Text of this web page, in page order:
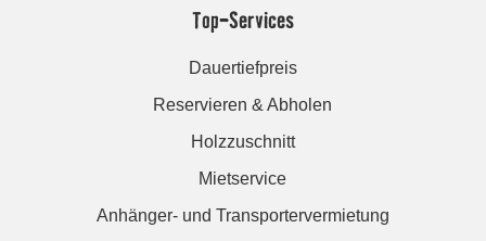
Top-Services
Dauertiefpreis
Reservieren & Abholen
Holzzuschnitt
Mietservice
Anhänger- und Transportervermietung